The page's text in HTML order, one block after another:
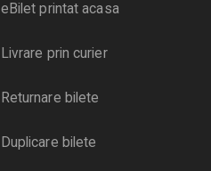
eBilet printat acasa
Livrare prin curier
Returnare bilete
Duplicare bilete